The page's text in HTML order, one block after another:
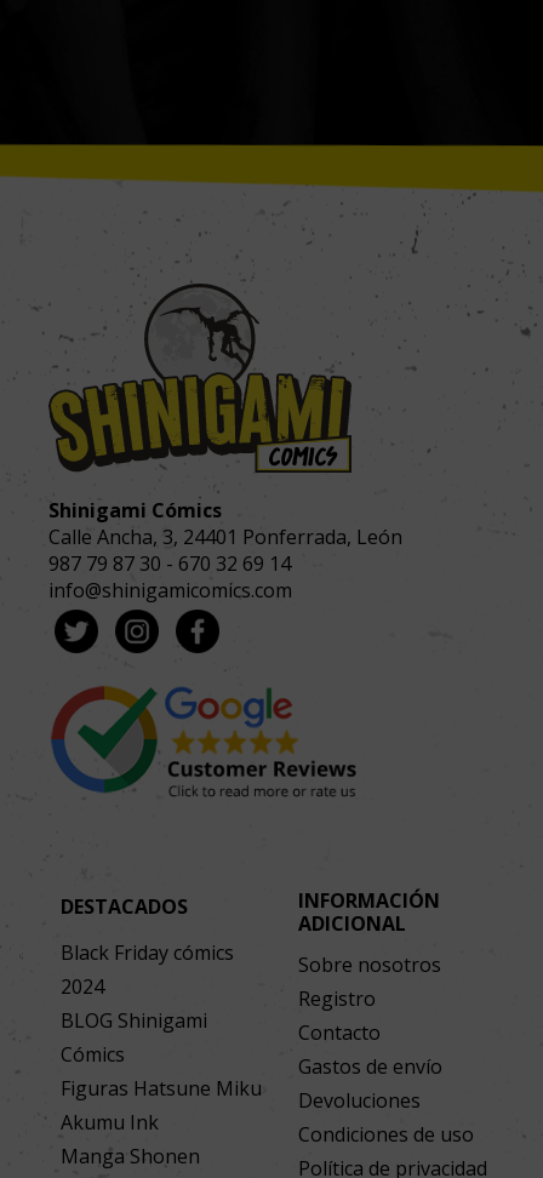
Shinigami Cómics
Calle Ancha, 3, 24401 Ponferrada, León
987 79 87 30 - 670 32 69 14
info@shinigamicomics.com
DESTACADOS
Black Friday cómics
2024
BLOG Shinigami
Cómics
Figuras Hatsune Miku
Akumu Ink
Manga Shonen
INFORMACIÓN
ADICIONAL
Sobre nosotros
Registro
Contacto
Gastos de envío
Devoluciones
Condiciones de uso
Política de privacidad